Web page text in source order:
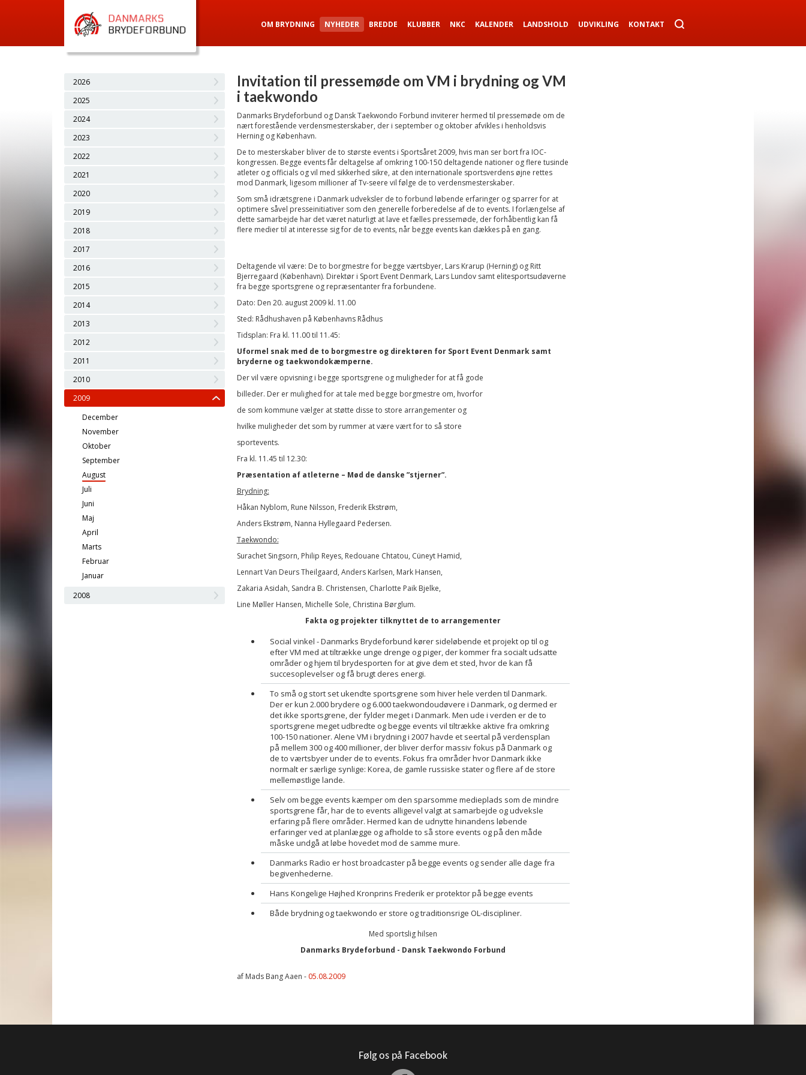
OM BRYDNING NYHEDER BREDDE KLUBBER NKC KALENDER LANDSHOLD UDVIKLING KONTAKT
2026
2025
2024
2023
2022
2021
2020
2019
2018
2017
2016
2015
2014
2013
2012
2011
2010
2009
December
November
Oktober
September
August
Juli
Juni
Maj
April
Marts
Februar
Januar
2008
Invitation til pressemøde om VM i brydning og VM
i taekwondo
Danmarks Brydeforbund og Dansk Taekwondo Forbund inviterer hermed til pressemøde om de
nært forestående verdensmesterskaber, der i september og oktober afvikles i henholdsvis
Herning og København.
De to mesterskaber bliver de to største events i Sportsåret 2009, hvis man ser bort fra IOC-
kongressen. Begge events får deltagelse af omkring 100-150 deltagende nationer og flere tusinde
atleter og officials og vil med sikkerhed sikre, at den internationale sportsverdens øjne rettes
mod Danmark, ligesom millioner af Tv-seere vil følge de to verdensmesterskaber.
Som små idrætsgrene i Danmark udveksler de to forbund løbende erfaringer og sparrer for at
optimere såvel presseinitiativer som den generelle forberedelse af de to events. I forlængelse af
dette samarbejde har det været naturligt at lave et fælles pressemøde, der forhåbentlig kan få
flere medier til at interesse sig for de to events, når begge events kan dækkes på en gang.
Deltagende vil være: De to borgmestre for begge værtsbyer, Lars Krarup (Herning) og Ritt
Bjerregaard (København). Direktør i Sport Event Denmark, Lars Lundov samt elitesportsudøverne
fra begge sportsgrene og repræsentanter fra forbundene.
Dato: Den 20. august 2009 kl. 11.00
Sted: Rådhushaven på Københavns Rådhus
Tidsplan: Fra kl. 11.00 til 11.45:
Uformel snak med de to borgmestre og direktøren for Sport Event Denmark samt
bryderne og taekwondokæmperne.
Der vil være opvisning i begge sportsgrene og muligheder for at få gode
billeder. Der er mulighed for at tale med begge borgmestre om, hvorfor
de som kommune vælger at støtte disse to store arrangementer og
hvilke muligheder det som by rummer at være vært for to så store
sportevents.
Fra kl. 11.45 til 12.30:
Præsentation af atleterne – Mød de danske ”stjerner”.
Brydning:
Håkan Nyblom, Rune Nilsson, Frederik Ekstrøm,
Anders Ekstrøm, Nanna Hyllegaard Pedersen.
Taekwondo:
Surachet Singsorn, Philip Reyes, Redouane Chtatou, Cüneyt Hamid,
Lennart Van Deurs Theilgaard, Anders Karlsen, Mark Hansen,
Zakaria Asidah, Sandra B. Christensen, Charlotte Paik Bjelke,
Line Møller Hansen, Michelle Sole, Christina Børglum.
Fakta og projekter tilknyttet de to arrangementer
Social vinkel - Danmarks Brydeforbund kører sideløbende et projekt op til og
efter VM med at tiltrække unge drenge og piger, der kommer fra socialt udsatte
områder og hjem til brydesporten for at give dem et sted, hvor de kan få
succesoplevelser og få brugt deres energi.
To små og stort set ukendte sportsgrene som hiver hele verden til Danmark.
Der er kun 2.000 brydere og 6.000 taekwondoudøvere i Danmark, og dermed er
det ikke sportsgrene, der fylder meget i Danmark. Men ude i verden er de to
sportsgrene meget udbredte og begge events vil tiltrække aktive fra omkring
100-150 nationer. Alene VM i brydning i 2007 havde et seertal på verdensplan
på mellem 300 og 400 millioner, der bliver derfor massiv fokus på Danmark og
de to værtsbyer under de to events. Fokus fra områder hvor Danmark ikke
normalt er særlige synlige: Korea, de gamle russiske stater og flere af de store
mellemøstlige lande.
Selv om begge events kæmper om den sparsomme medieplads som de mindre
sportsgrene får, har de to events alligevel valgt at samarbejde og udveksle
erfaring på flere områder. Hermed kan de udnytte hinandens løbende
erfaringer ved at planlægge og afholde to så store events og på den måde
måske undgå at løbe hovedet mod de samme mure.
Danmarks Radio er host broadcaster på begge events og sender alle dage fra
begivenhederne.
Hans Kongelige Højhed Kronprins Frederik er protektor på begge events
Både brydning og taekwondo er store og traditionsrige OL-discipliner.
Med sportslig hilsen
Danmarks Brydeforbund - Dansk Taekwondo Forbund
af Mads Bang Aaen - 05.08.2009
Følg os på Facebook